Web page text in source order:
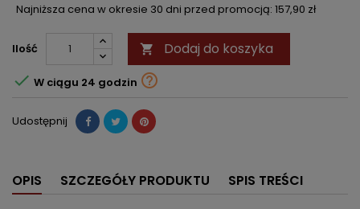
Najniższa cena w okresie 30 dni przed promocją: 157,90 zł
Ilość  Dodaj do koszyka
 W ciągu 24 godzin 
Udostępnij
OPIS SZCZEGÓŁY PRODUKTU SPIS TREŚCI